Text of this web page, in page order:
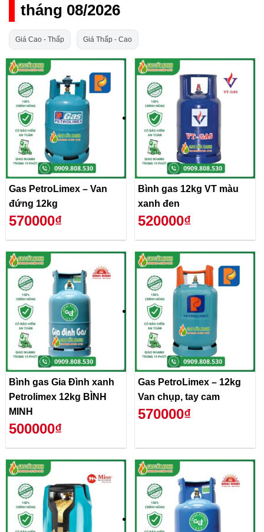
tháng 08/2026
Giá Cao - Thấp Giá Thấp - Cao
Gas PetroLimex – Van
đứng 12kg
570000₫
Bình gas 12kg VT màu
xanh đen
520000₫
Bình gas Gia Đình xanh
Petrolimex 12kg BÌNH
MINH
500000₫
Gas PetroLimex – 12kg
Van chụp, tay cam
570000₫